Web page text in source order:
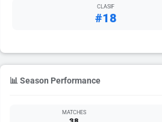
CLASIF
#18
📊 Season Performance
MATCHES